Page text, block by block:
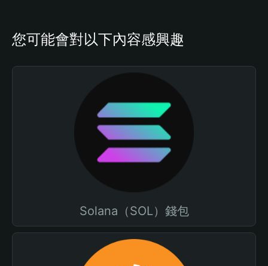
您可能會對以下內容感興趣
Solana（SOL）錢包